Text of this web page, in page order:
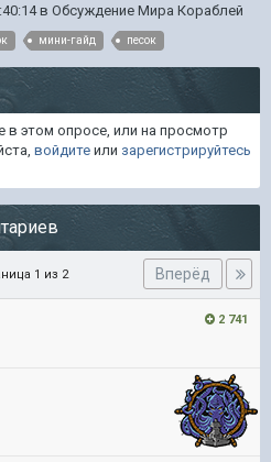
в Обсуждение Мира Кораблей
мини-гайд песок
в этом опросе, или на просмотр
войдите или зарегистрируйтесь
Вперёд
1 из 2
2 741